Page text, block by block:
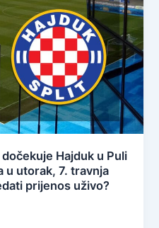
Hajduk u Puli
u utorak, 7. travnja
prijenos uživo?